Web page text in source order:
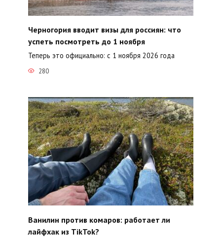
Черногория вводит визы для россиян: что
успеть посмотреть до 1 ноября
Теперь это официально: с 1 ноября 2026 года
280
Ванилин против комаров: работает ли
лайфхак из TikTok?